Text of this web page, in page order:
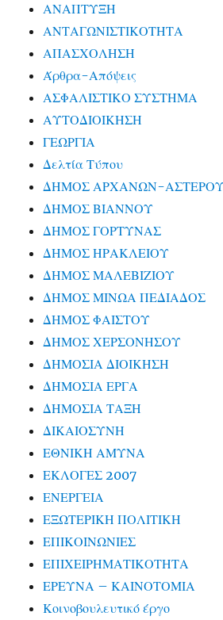
ΑΝΑΠΤΥΞΗ
ΑΝΤΑΓΩΝΙΣΤΙΚΟΤΗΤΑ
ΑΠΑΣΧΟΛΗΣΗ
Άρθρα-Απόψεις
ΑΣΦΑΛΙΣΤΙΚΟ ΣΥΣΤΗΜΑ
ΑΥΤΟΔΙΟΙΚΗΣΗ
ΓΕΩΡΓΙΑ
Δελτία Τύπου
ΔΗΜΟΣ ΑΡΧΑΝΩΝ-
ΔΗΜΟΣ ΒΙΑΝΝΟΥ
ΔΗΜΟΣ ΓΟΡΤΥΝΑΣ
ΔΗΜΟΣ ΗΡΑΚΛΕΙΟΥ
ΔΗΜΟΣ ΜΑΛΕΒΙΖΙΟΥ
ΔΗΜΟΣ ΜΙΝΩΑ ΠΕΔΙΑΔΟΣ
ΔΗΜΟΣ ΦΑΙΣΤΟΥ
ΔΗΜΟΣ ΧΕΡΣΟΝΗΣΟΥ
ΔΗΜΟΣΙΑ ΔΙΟΙΚΗΣΗ
ΔΗΜΟΣΙΑ ΕΡΓΑ
ΔΗΜΟΣΙΑ ΤΑΞΗ
ΔΙΚΑΙΟΣΥΝΗ
ΕΘΝΙΚΗ ΑΜΥΝΑ
ΕΚΛΟΓΕΣ 2007
ΕΝΕΡΓΕΙΑ
ΕΞΩΤΕΡΙΚΗ ΠΟΛΙΤΙΚΗ
ΕΠΙΚΟΙΝΩΝΙΕΣ
ΕΠΙΧΕΙΡΗΜΑΤΙΚΟΤΗΤΑ
ΕΡΕΥΝΑ – ΚΑΙΝΟΤΟΜΙΑ
Κοινοβουλευτικό έργο